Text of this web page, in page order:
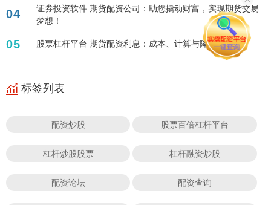
04
证券投资软件 期货配资公司：助您撬动财富，实现期货交易
梦想！
05 股票杠杆平台 期货配资利息：成本、计算与降低策略
标签列表
配资炒股 股票百倍杠杆平台
杠杆炒股股票 杠杆融资炒股
配资论坛 配资查询